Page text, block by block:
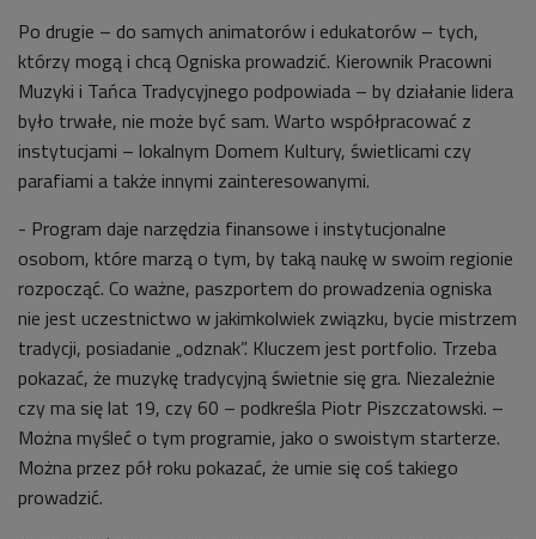
Po drugie – do samych animatorów i edukatorów – tych,
którzy mogą i chcą Ogniska prowadzić. Kierownik Pracowni
Muzyki i Tańca Tradycyjnego podpowiada – by działanie lidera
było trwałe, nie może być sam. Warto współpracować z
instytucjami – lokalnym Domem Kultury, świetlicami czy
parafiami a także innymi zainteresowanymi.
- Program daje narzędzia finansowe i instytucjonalne
osobom, które marzą o tym, by taką naukę w swoim regionie
rozpocząć. Co ważne, paszportem do prowadzenia ogniska
nie jest uczestnictwo w jakimkolwiek związku, bycie mistrzem
tradycji, posiadanie „odznak”. Kluczem jest portfolio. Trzeba
pokazać, że muzykę tradycyjną świetnie się gra. Niezależnie
czy ma się lat 19, czy 60 – podkreśla Piotr Piszczatowski. –
Można myśleć o tym programie, jako o swoistym starterze.
Można przez pół roku pokazać, że umie się coś takiego
prowadzić.